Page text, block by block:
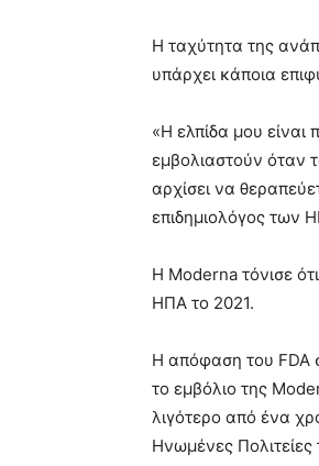
Η ταχύτητα της
υπάρχει κάποια
«Η ελπίδα μου
εμβολιαστούν όταν
αρχίσει να
επιδημιολόγος των
Η Moderna τόνισε
ΗΠΑ το 2021.
Η απόφαση του FDA
το εμβόλιο της
λιγότερο από ένα
Ηνωμένες Πολιτείες